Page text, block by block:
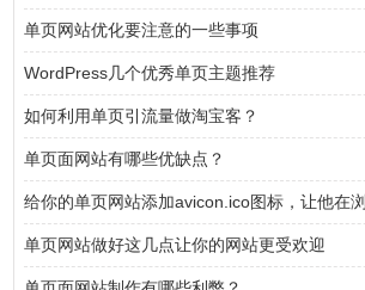
单页网站优化要注意的一些事项
WordPress几个优秀单页主题推荐
如何利用单页引流量做淘宝客？
单页面网站有哪些优缺点？
给你的单页网站添加avicon.ico图标，让他在
单页网站做好这几点让你的网站更受欢迎